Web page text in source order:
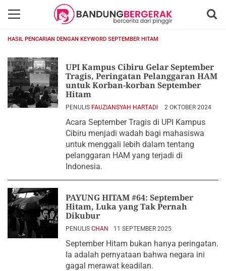
HASIL PENCARIAN DENGAN KEYWORD SEPTEMBER HITAM
UPI Kampus Cibiru Gelar September
Tragis, Peringatan Pelanggaran HAM
untuk Korban-korban September
Hitam
PENULIS FAUZIANSYAH HARTADI 2 OKTOBER 2024
Acara September Tragis di UPI Kampus
Cibiru menjadi wadah bagi mahasiswa
untuk menggali lebih dalam tentang
pelanggaran HAM yang terjadi di
Indonesia.
PAYUNG HITAM #64: September
Hitam, Luka yang Tak Pernah
Dikubur
PENULIS CHAN 11 SEPTEMBER 2025
September Hitam bukan hanya peringatan.
Ia adalah pernyataan bahwa negara ini
gagal merawat keadilan.